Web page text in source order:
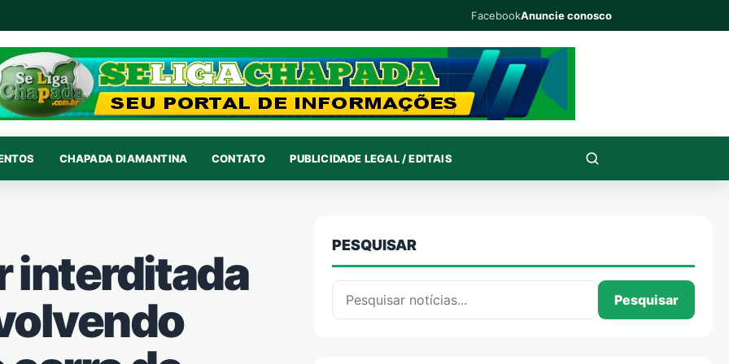
FacebookAnuncie conosco
CHAPADA DIAMANTINA CONTATO PUBLICIDADE LEGAL / EDITAIS
interditada
PESQUISAR
Pesquisar por:
Pesquisar